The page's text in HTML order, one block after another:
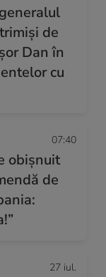
de
Dan în
cu
07:40
obișnuit
de
27 iul.